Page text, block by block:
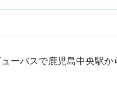
ーバスで鹿児島中央駅か